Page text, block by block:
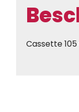
Cassette 105